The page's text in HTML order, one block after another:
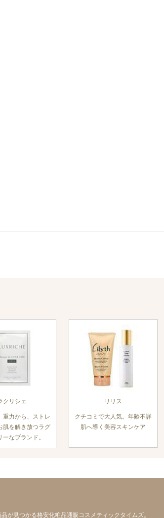
クリシェ
重力から、ストレ
肌を解き放つラグ
ーなブランド。
リリス
クチコミで大人気。年齢不詳
肌へ導く美容スキンケア
が見つかる格安化粧品通販コスメティックタイムズ。